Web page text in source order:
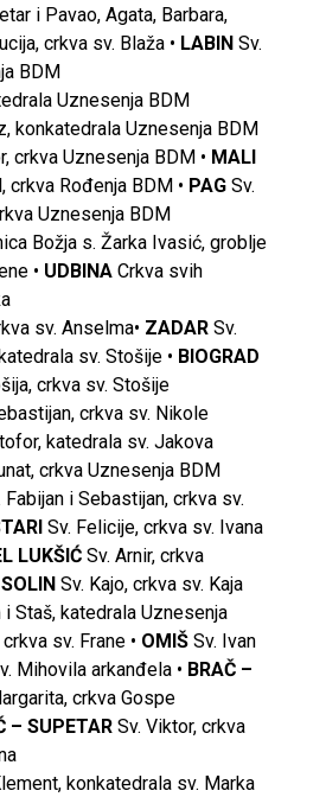
i Pavao, Agata, Barbara,
crkva sv. Blaža • LABIN Sv.
BDM
Uznesenja BDM
konkatedrala Uznesenja BDM
crkva Uznesenja BDM • MALI
crkva Rođenja BDM • PAG Sv.
Uznesenja BDM
Božja s. Žarka Ivasić, groblje
• UDBINA Crkva svih
sv. Anselma• ZADAR Sv.
sv. Stošije • BIOGRAD
crkva sv. Stošije
crkva sv. Nikole
katedrala sv. Jakova
crkva Uznesenja BDM
Fabijan i Sebastijan, crkva sv.
Sv. Felicije, crkva sv. Ivana
LUKŠIĆ Sv. Arnir, crkva
SOLIN Sv. Kajo, crkva sv. Kaja
i Staš, katedrala Uznesenja
sv. Frane • OMIŠ Sv. Ivan
Mihovila arkanđela • BRAČ –
crkva Gospe
– SUPETAR Sv. Viktor, crkva
konkatedrala sv. Marka